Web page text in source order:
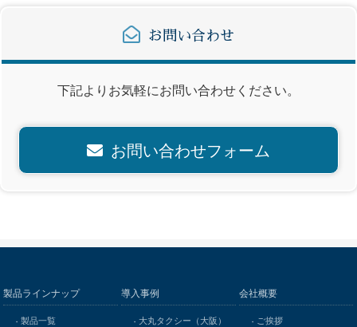
お問い合わせ
下記よりお気軽にお問い合わせください。
お問い合わせフォーム
製品ラインナップ
製品一覧
導入事例
大丸タクシー（大阪）
会社概要
ご挨拶